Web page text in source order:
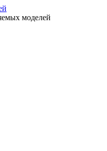
моделей